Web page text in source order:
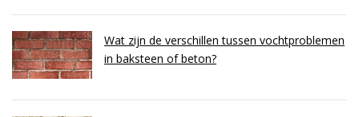
Wat zijn de verschillen tussen vochtproblemen
in baksteen of beton?